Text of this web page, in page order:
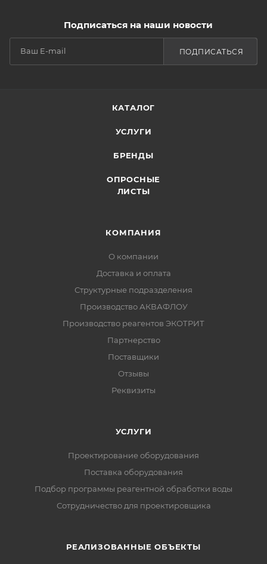
Подписаться на наши новости
ПОДПИСАТЬСЯ
КАТАЛОГ
УСЛУГИ
БРЕНДЫ
ОПРОСНЫЕ
ЛИСТЫ
КОМПАНИЯ
О компании
Доставка и оплата
Структурные подразделения
Производство АКВАФЛОУ
Производство реагентов ЭКОТРИТ
Партнерство
Поставщики
Отзывы
Реквизиты
УСЛУГИ
Проектирование оборудования
Поставка оборудования
Подбор программы реагентной обработки воды
Сотрудничество для проектировщика
РЕАЛИЗОВАННЫЕ ОБЪЕКТЫ